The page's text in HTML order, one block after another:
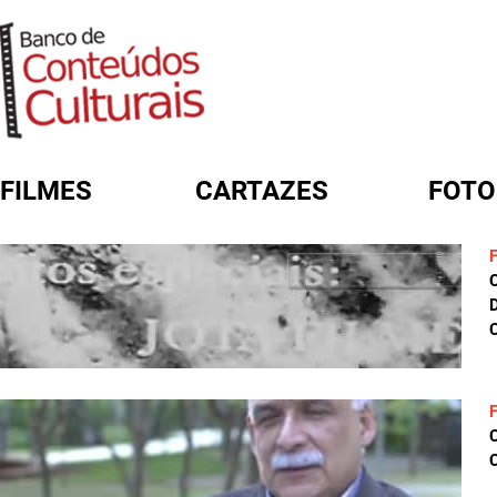
FILMES CARTAZES
FORMULÁRIO DE BUSCA